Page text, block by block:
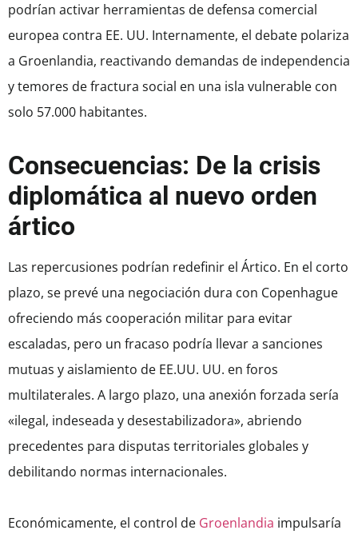
podrían activar herramientas de defensa comercial
europea contra EE. UU. Internamente, el debate polariza
a Groenlandia, reactivando demandas de independencia
y temores de fractura social en una isla vulnerable con
solo 57.000 habitantes.
Consecuencias: De la crisis
diplomática al nuevo orden
ártico
Las repercusiones podrían redefinir el Ártico. En el corto
plazo, se prevé una negociación dura con Copenhague
ofreciendo más cooperación militar para evitar
escaladas, pero un fracaso podría llevar a sanciones
mutuas y aislamiento de EE.UU. UU. en foros
multilaterales. A largo plazo, una anexión forzada sería
«ilegal, indeseada y desestabilizadora», abriendo
precedentes para disputas territoriales globales y
debilitando normas internacionales.
Económicamente, el control de Groenlandia impulsaría